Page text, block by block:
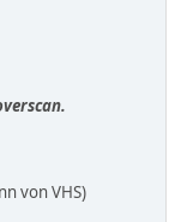
von VHS)